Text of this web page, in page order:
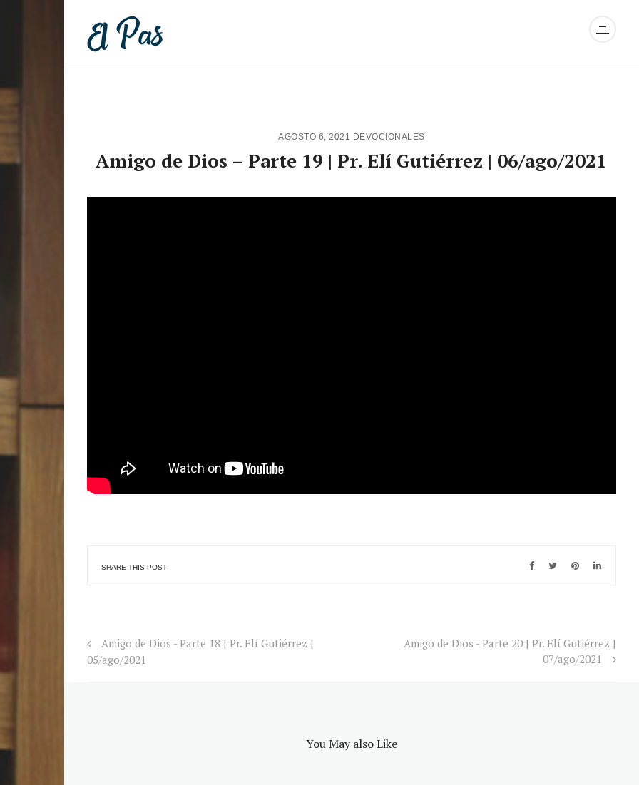
AGOSTO 6, 2021 DEVOCIONALES
Amigo de Dios – Parte 19 | Pr. Elí Gutiérrez | 06/ago/2021
SHARE THIS POST
Amigo de Dios - Parte 18 | Pr. Elí Gutiérrez |
05/ago/2021
Amigo de Dios - Parte 20 | Pr. Elí Gutiérrez |
07/ago/2021
You May also Like